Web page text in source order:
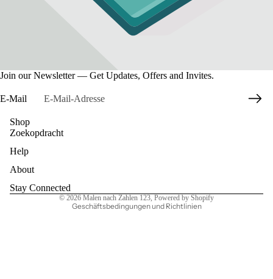
Join our Newsletter — Get Updates, Offers and Invites.
E-Mail
Shop
Zoekopdracht
Help
About
Stay Connected
© 2026 Malen nach Zahlen 123, Powered by Shopify
Geschäftsbedingungen und Richtlinien
Datenschutzerklärung
Widerrufsrecht
AGB
Kontaktinformationen